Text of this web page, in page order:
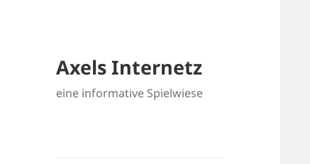
Axels Internetz
eine informative Spielwiese